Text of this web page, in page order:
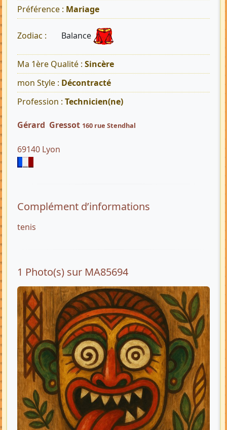
Préférence : Mariage
Zodiac : Balance
Ma 1ère Qualité : Sincère
mon Style : Décontracté
Profession : Technicien(ne)
Gérard Gressot 160 rue Stendhal
69140 Lyon
Complément d’informations
tenis
1 Photo(s) sur MA85694